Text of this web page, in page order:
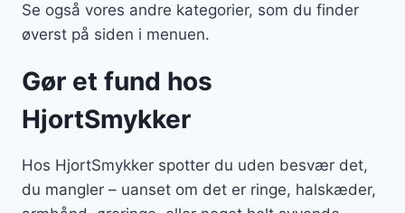
Se også vores andre kategorier, som du finder
øverst på siden i menuen.
Gør et fund hos
HjortSmykker
Hos HjortSmykker spotter du uden besvær det,
du mangler – uanset om det er ringe, halskæder,